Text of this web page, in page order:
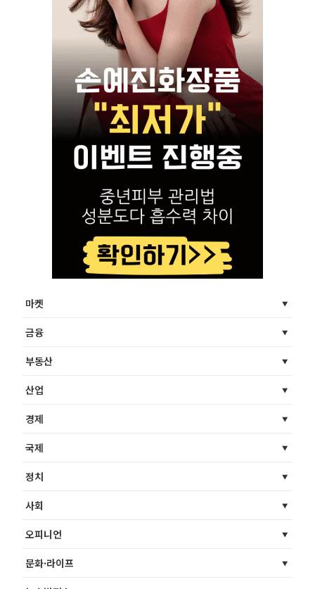
마켓
금융
부동산
산업
경제
국제
정치
사회
오피니언
문화·라이프